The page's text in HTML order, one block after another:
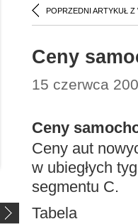
POPRZEDNI ARTYKUŁ Z
Ceny
15 czerwca
Ceny
Ceny aut
w ubiegłych
segmentu C.
Tabela